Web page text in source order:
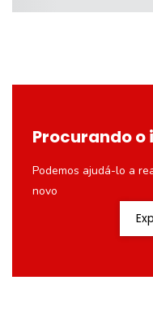
Procurando o
Podemos ajudá-lo a
novo